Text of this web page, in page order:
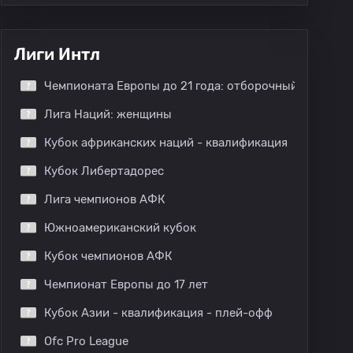
Лиги Интл
Чемпионата Европы до 21 года: отборочный этап
Лига Наций: женщины
Кубок африканских наций - квалификация
Кубок Либертадорес
Лига чемпионов АФК
Южноамериканский кубок
Кубок чемпионов АФК
Чемпионат Европы до 17 лет
Кубок Азии - квалификация - плей-офф
Ofc Pro League